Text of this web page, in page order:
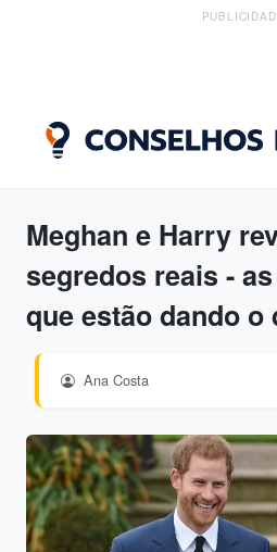
Meghan e Harry
segredos reais -
que estão dando o
Ana Costa